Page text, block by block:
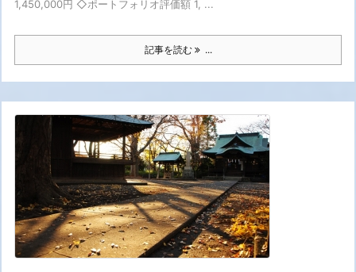
1,450,000円 ◇ポートフォリオ評価額 1, ...
記事を読む ...